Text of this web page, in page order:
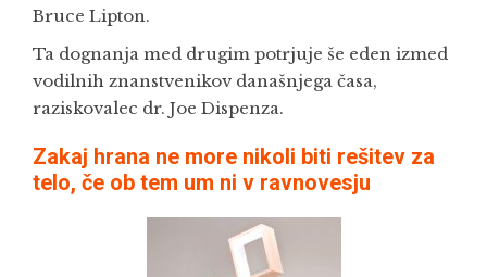
Bruce Lipton.
Ta dognanja med drugim potrjuje še eden izmed
vodilnih znanstvenikov današnjega časa,
raziskovalec dr. Joe Dispenza.
Zakaj hrana ne more nikoli biti rešitev za
telo, če ob tem um ni v ravnovesju